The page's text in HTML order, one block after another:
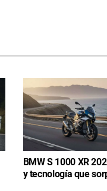
BMW S 1000 XR
y tecnología que